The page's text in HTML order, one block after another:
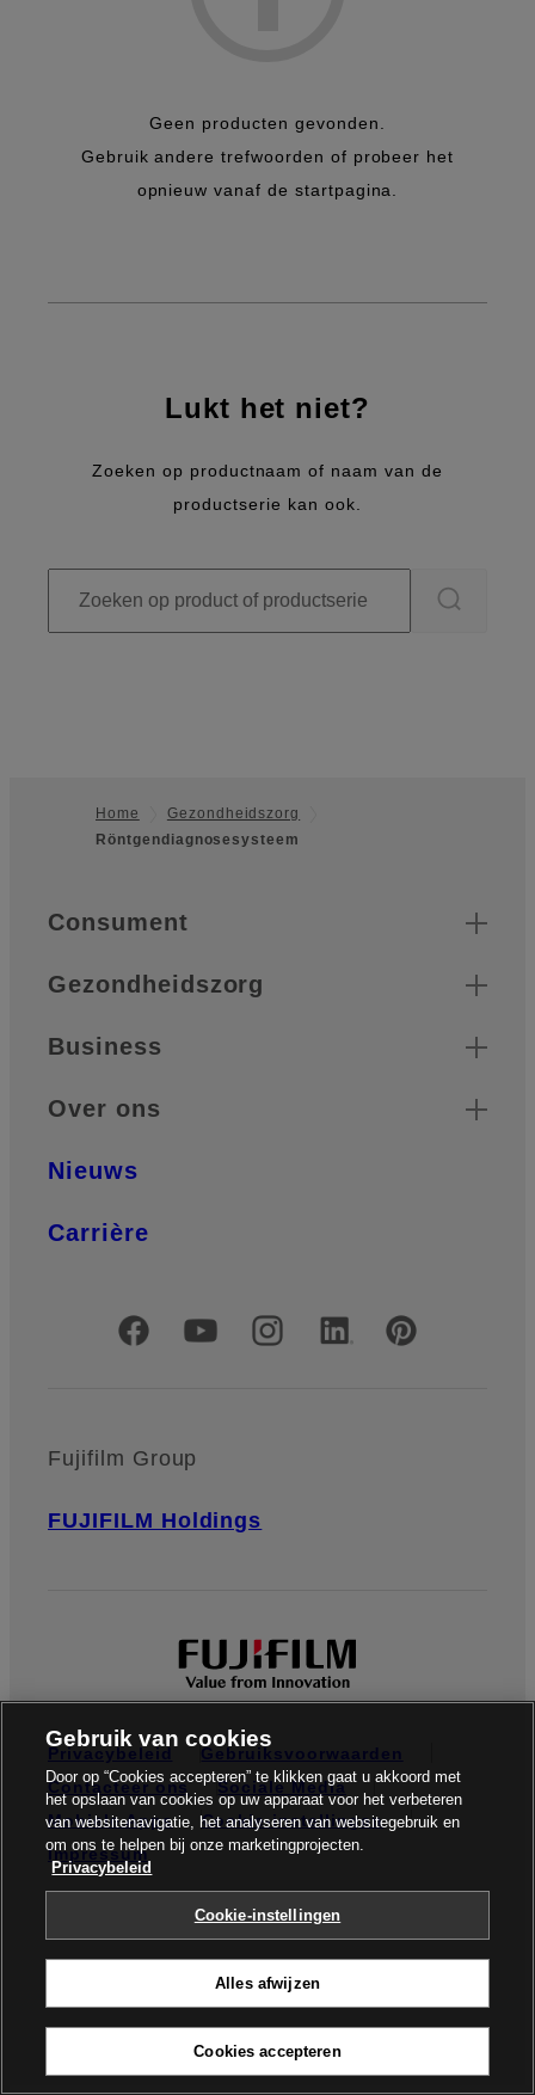
Geen producten gevonden.
Gebruik andere trefwoorden of probeer het
opnieuw vanaf de startpagina.
Lukt het niet?
Zoeken op productnaam of naam van de
productserie kan ook.
Footer
Home
Gezondheidszorg
Röntgendiagnosesysteem
Quick Links
Consument
Gezondheidszorg
Business
Over ons
Nieuws
Carrière
Officiële sociale media
Fujifilm Group
FUJIFILM Holdings
Privacybeleid
Gebruiksvoorwaarden
Contacteer ons
Sociale Media
Mobiele Apps
Cookie-instellingen
Impressum
© FUJIFILM Europe GmbH
Gebruik van cookies
Door op “Cookies accepteren” te klikken gaat u akkoord met
het opslaan van cookies op uw apparaat voor het verbeteren
van websitenavigatie, het analyseren van websitegebruik en
om ons te helpen bij onze marketingprojecten.
Privacybeleid
Cookie-instellingen
Alles afwijzen
Cookies accepteren